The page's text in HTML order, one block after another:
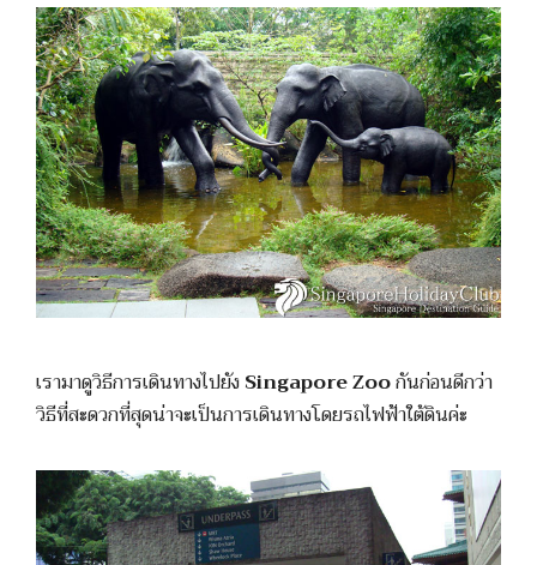
เรามาดูวิธีการเดินทางไปยังSingapore Zooกันก่อนดีกว่า
วิธีที่สะดวกที่สุดน่าจะเป็นการเดินทางโดยรถไฟฟ้าใต้ดินค่ะ